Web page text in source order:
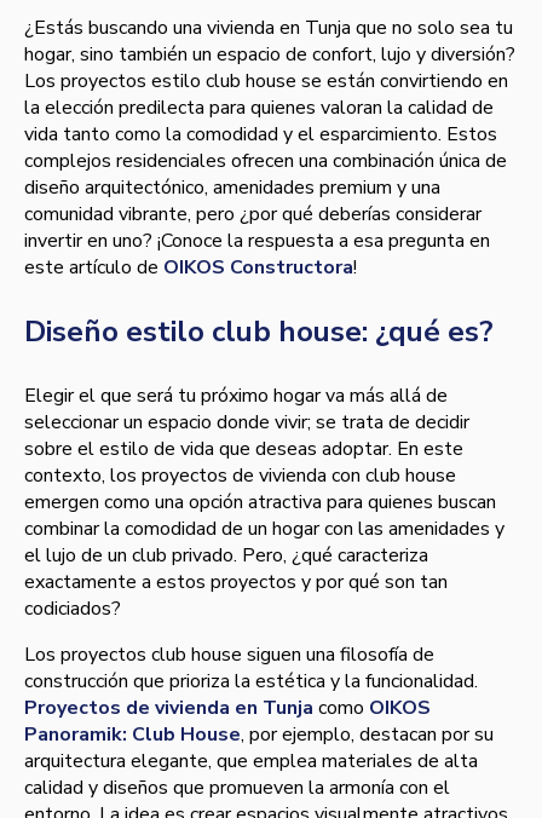
¿Estás buscando una vivienda en Tunja que no solo sea tu
hogar, sino también un espacio de confort, lujo y diversión?
Los proyectos estilo club house se están convirtiendo en
la elección predilecta para quienes valoran la calidad de
vida tanto como la comodidad y el esparcimiento. Estos
complejos residenciales ofrecen una combinación única de
diseño arquitectónico, amenidades premium y una
comunidad vibrante, pero ¿por qué deberías considerar
invertir en uno? ¡Conoce la respuesta a esa pregunta en
este artículo de OIKOS Constructora!
Diseño estilo club house: ¿qué es?
Elegir el que será tu próximo hogar va más allá de
seleccionar un espacio donde vivir; se trata de decidir
sobre el estilo de vida que deseas adoptar. En este
contexto, los proyectos de vivienda con club house
emergen como una opción atractiva para quienes buscan
combinar la comodidad de un hogar con las amenidades y
el lujo de un club privado. Pero, ¿qué caracteriza
exactamente a estos proyectos y por qué son tan
codiciados?
Los proyectos club house siguen una filosofía de
construcción que prioriza la estética y la funcionalidad.
Proyectos de vivienda en Tunja como OIKOS
Panoramik: Club House, por ejemplo, destacan por su
arquitectura elegante, que emplea materiales de alta
calidad y diseños que promueven la armonía con el